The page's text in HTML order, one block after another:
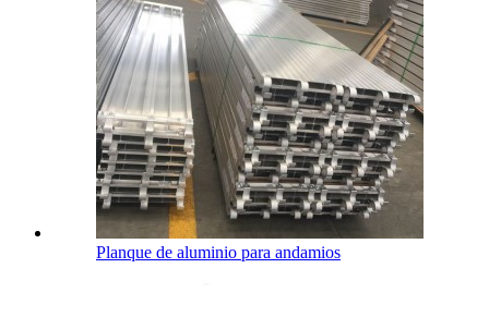
Planque de aluminio para andamios